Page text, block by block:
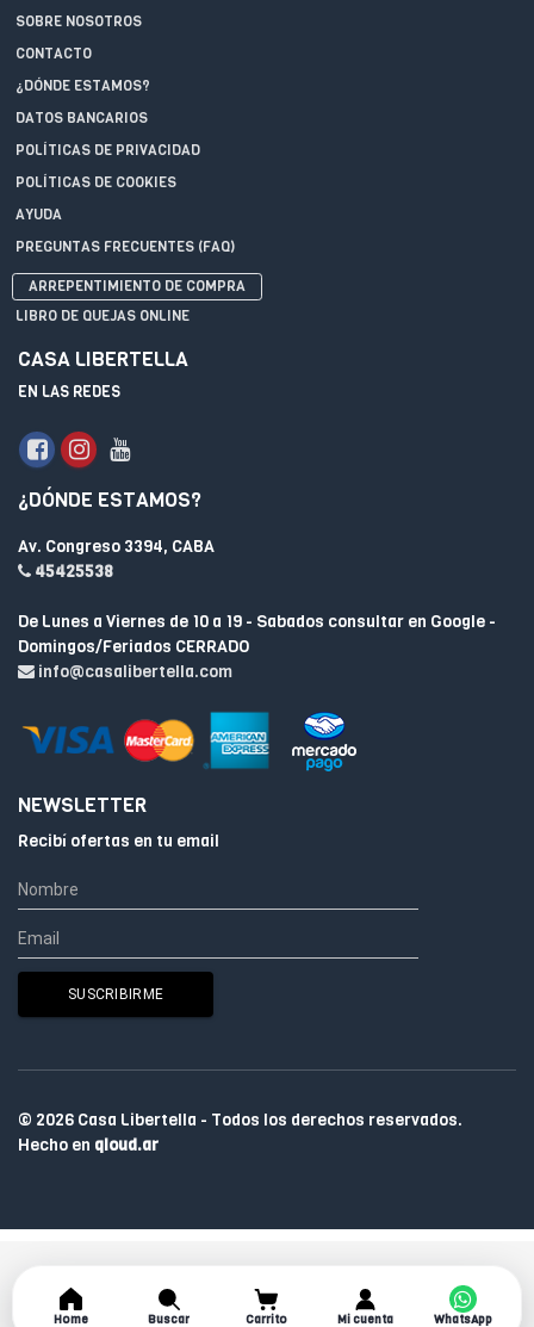
SOBRE NOSOTROS
CONTACTO
¿DÓNDE ESTAMOS?
DATOS BANCARIOS
POLÍTICAS DE PRIVACIDAD
POLÍTICAS DE COOKIES
AYUDA
PREGUNTAS FRECUENTES (FAQ)
ARREPENTIMIENTO DE COMPRA
LIBRO DE QUEJAS ONLINE
CASA LIBERTELLA
EN LAS REDES
¿DÓNDE ESTAMOS?
Av. Congreso 3394, CABA
45425538
De Lunes a Viernes de 10 a 19 - Sabados consultar en Google -
Domingos/Feriados CERRADO
info@casalibertella.com
NEWSLETTER
Recibí ofertas en tu email
© 2026 Casa Libertella - Todos los derechos reservados.
Hecho en qloud.ar
Home Buscar Carrito Mi cuenta